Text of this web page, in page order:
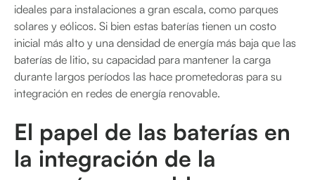
ideales para instalaciones a gran escala, como parques
solares y eólicos. Si bien estas baterías tienen un costo
inicial más alto y una densidad de energía más baja que las
baterías de litio, su capacidad para mantener la carga
durante largos períodos las hace prometedoras para su
integración en redes de energía renovable.
El papel de las baterías en
la integración de la